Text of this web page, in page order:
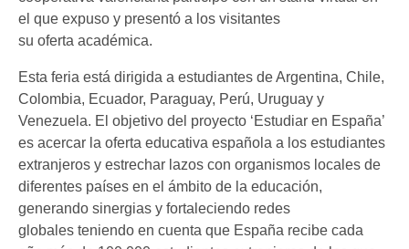
el que expuso y presentó a los visitantes
su oferta académica.
Esta feria está dirigida a estudiantes de Argentina, Chile,
Colombia, Ecuador, Paraguay, Perú, Uruguay y
Venezuela. El objetivo del proyecto ‘Estudiar en España’
es acercar la oferta educativa española a los estudiantes
extranjeros y estrechar lazos con organismos locales de
diferentes países en el ámbito de la educación,
generando sinergias y fortaleciendo redes
globales teniendo en cuenta que España recibe cada